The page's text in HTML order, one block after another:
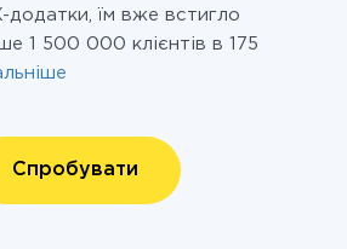
додатки, їм вже встигло
1 500 000 клієнтів в 175
Спробувати